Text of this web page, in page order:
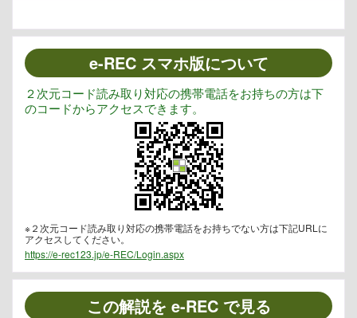
e-REC スマホ版について
２次元コード読み取り対応の携帯電話をお持ちの方は下
のコードからアクセスできます。
※２次元コード読み取り対応の携帯電話をお持ちでない方は下記URLに
アクセスしてください。
https://e-rec123.jp/e-REC/Login.aspx
この解説を e-REC で見る